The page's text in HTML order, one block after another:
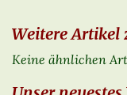
Weitere Artikel
Keine ähnlichen